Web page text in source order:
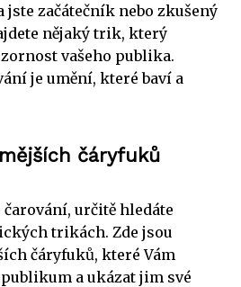
jste začátečník nebo zkušený
nějaký trik, který
vašeho publika.
je umění, které baví a
čáryfuků
čarování, určitě hledáte
trikách. Zde jsou
čáryfuků, které Vám
a ukázat jim své